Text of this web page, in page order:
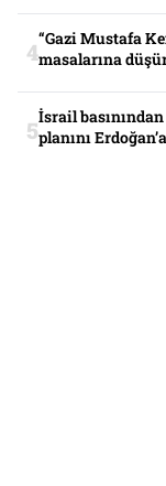
“Gazi Mustafa
masalarına
İsrail
planını